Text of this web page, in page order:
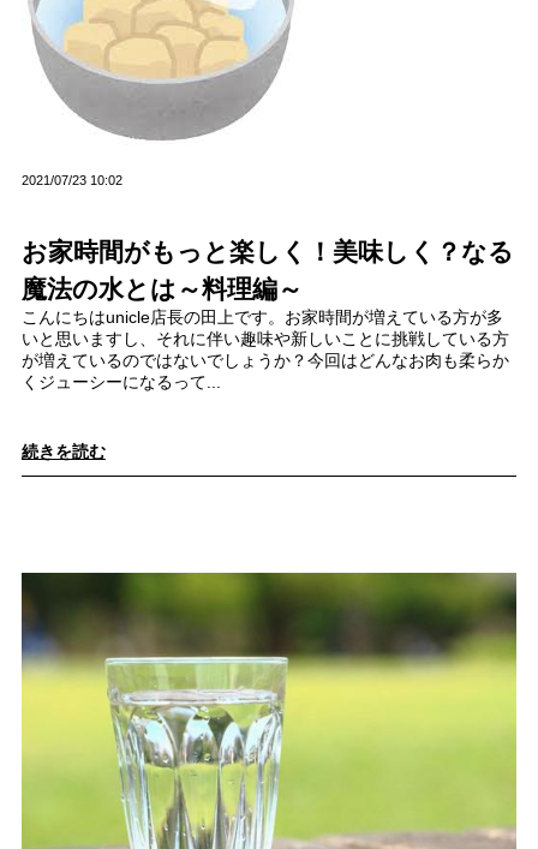
お家時間がもっと楽しく！美味しく？なる
魔法の水とは～料理編～
2021/07/23 10:02
こんにちはunicle店長の田上です。お家時間が増えている方が多
いと思いますし、それに伴い趣味や新しいことに挑戦している方
が増えているのではないでしょうか？今回はどんなお肉も柔らか
くジューシーになるって...
続きを読む